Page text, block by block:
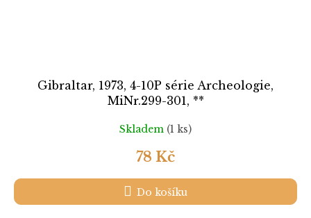
Gibraltar, 1973, 4-10P série Archeologie,
MiNr.299-301, **
Skladem (1 ks)
78 Kč
Do košíku